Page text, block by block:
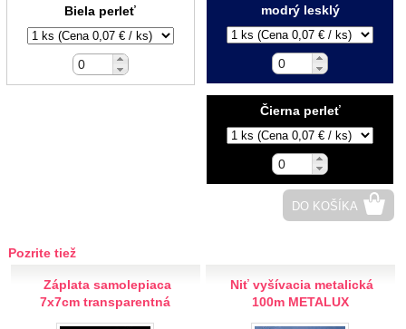
Spodné šitie
4-dierkové
Gombíky drevené
Gombíky kovový vzhľad
Gombíky kožené, saténové
Manžetové gombíky
Biela perleť modrý lesklý
Čierna perleť
DO KOŠÍKA
Pozrite tiež
Záplata samolepiaca
7x7cm transparentná
Niť vyšívacia metalická
100m METALUX